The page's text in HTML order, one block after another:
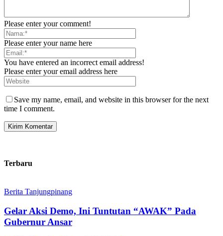
Please enter your comment!
Please enter your name here
You have entered an incorrect email address!
Please enter your email address here
Save my name, email, and website in this browser for the next
time I comment.
Terbaru
Berita Tanjungpinang
Gelar Aksi Demo, Ini Tuntutan “AWAK” Pada
Gubernur Ansar